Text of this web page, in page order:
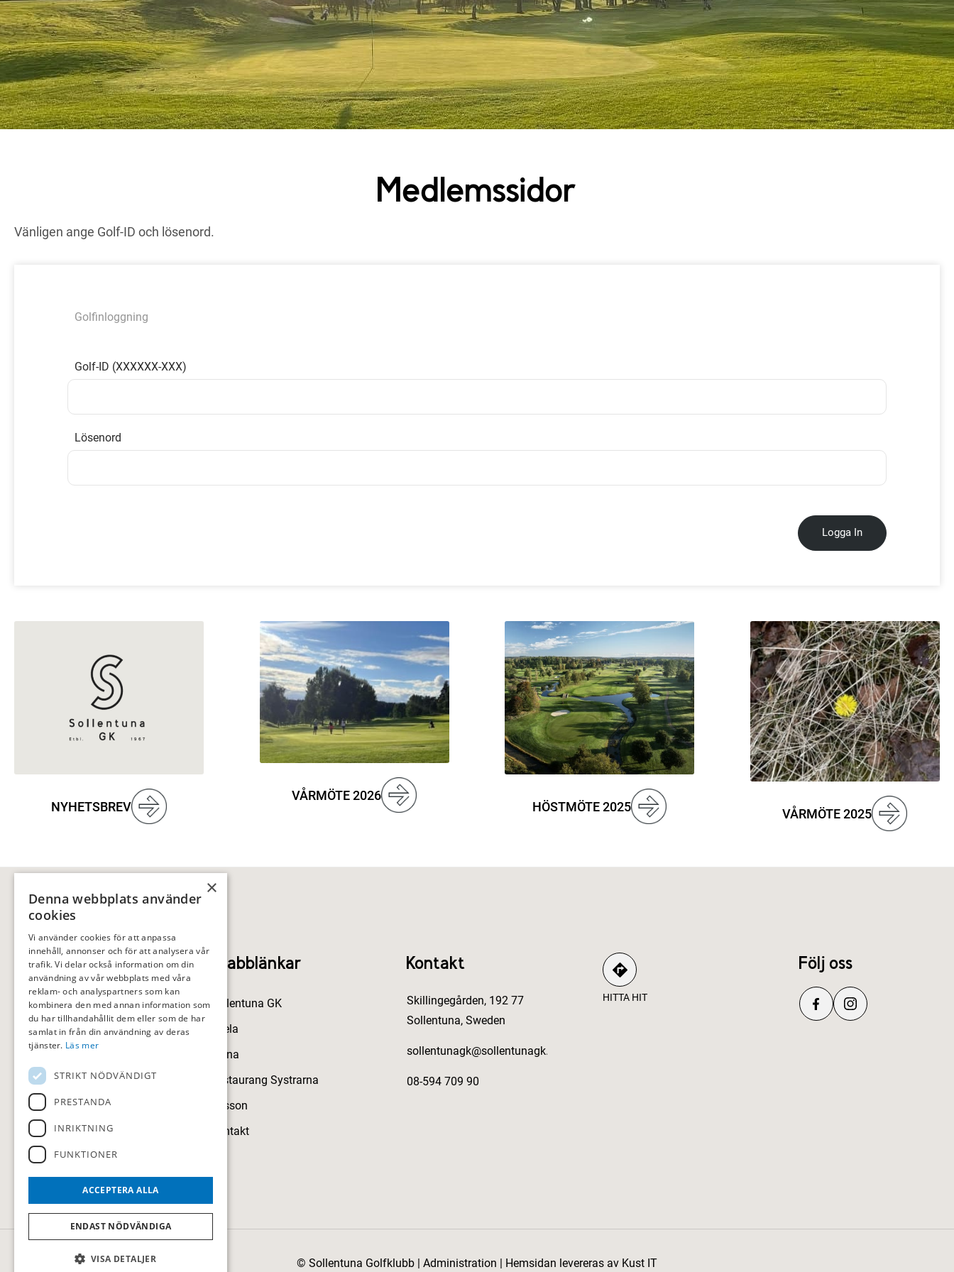
Medlemssidor
Vänligen ange Golf-ID och lösenord.
Golfinloggning
Golf-ID (XXXXXX-XXX)
Lösenord
Logga In
NYHETSBREV
VÅRMÖTE 2026
HÖSTMÖTE 2025 VÅRMÖTE 2025
Snabblänkar
Sollentuna GK
Spela
Träna
Restaurang Systrarna
Nilsson
Kontakt
Kontakt
Skillingegården, 192 77
Sollentuna, Sweden
sollentunagk@sollentunagk.se
08-594 709 90
HITTA HIT
Följ oss
© Sollentuna Golfklubb Administration Hemsidan levereras av Kust IT
×
Denna webbplats använder
cookies
Vi använder cookies för att anpassa
innehåll, annonser och för att analysera vår
trafik. Vi delar också information om din
användning av vår webbplats med våra
reklam- och analyspartners som kan
kombinera den med annan information som
du har tillhandahållit dem eller som de har
samlat in från din användning av deras
tjänster. Läs mer
STRIKT NÖDVÄNDIGT
PRESTANDA
INRIKTNING
FUNKTIONER
ACCEPTERA ALLA
ENDAST NÖDVÄNDIGA
VISA DETALJER